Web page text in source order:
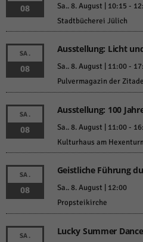
08 Sa.. 8. August | 10:15 -
Stadtbücherei Jülich
SA.
08
Ausstellung: Licht
Sa.. 8. August | 11:00-
Pulvermagazin der
SA.
08
Ausstellung: 100
Sa.. 8. August | 11:00-
Kulturhaus am
SA.
08
Geistliche Führung
Sa.. 8. August | 12:00
Propsteikirche
SA. Lucky Summer